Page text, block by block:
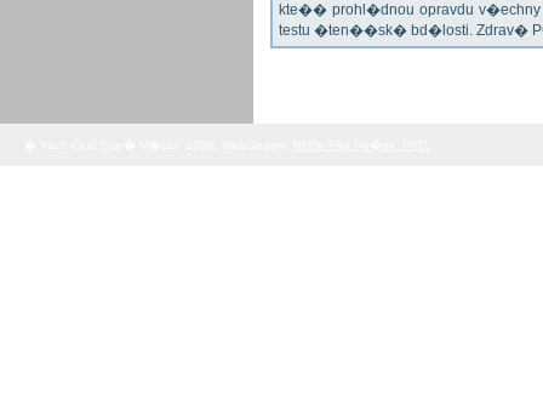
kte�� prohl�dnou opravdu
testu �ten��sk� bd�losti. Zdrav�